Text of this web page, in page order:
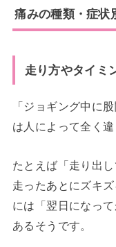
痛みの種類・症状
走り方やタイミ
「ジョギング中に
は人によって全く違
たとえば「走り出
走ったあとにズキ
には「翌日になっ
あるそうです。